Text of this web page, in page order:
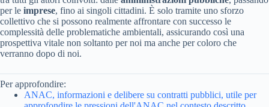
per le imprese, fino ai singoli cittadini. È solo tramite uno sforzo
collettivo che si possono realmente affrontare con successo le
complessità delle problematiche ambientali, assicurando così una
prospettiva vitale non soltanto per noi ma anche per coloro che
verranno dopo di noi.
Per approfondire:
ANAC, informazioni e delibere su contratti pubblici, utile per